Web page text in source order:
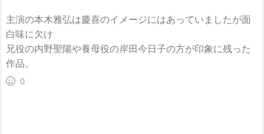
主演の本木雅弘は慶喜のイメージにはあっていましたが面
白味に欠け
兄役の内野聖陽や養母役の岸田今日子の方が印象に残った
作品。
0